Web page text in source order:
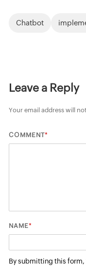
Chatbot
Leave a Reply
Your email address will
COMMENT*
NAME*
By submitting this